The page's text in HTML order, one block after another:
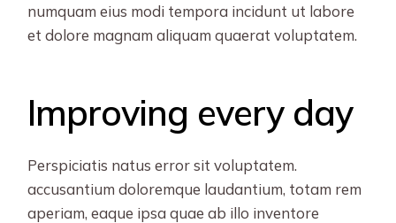
numquam eius modi tempora incidunt ut labore
et dolore magnam aliquam quaerat voluptatem.
Improving every day
Perspiciatis natus error sit voluptatem.
accusantium doloremque laudantium, totam rem
aperiam, eaque ipsa quae ab illo inventore